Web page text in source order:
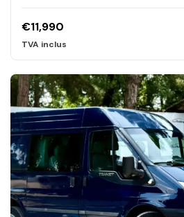
€11,990